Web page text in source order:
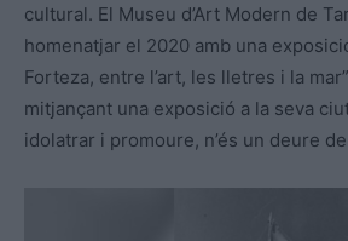
cultural. El Museu d’Art Modern de
homenatjar el 2020 amb una
Forteza, entre l’art, les lletres i la
mitjançant una exposició a la seva
idolatrar i promoure, n’és un deure